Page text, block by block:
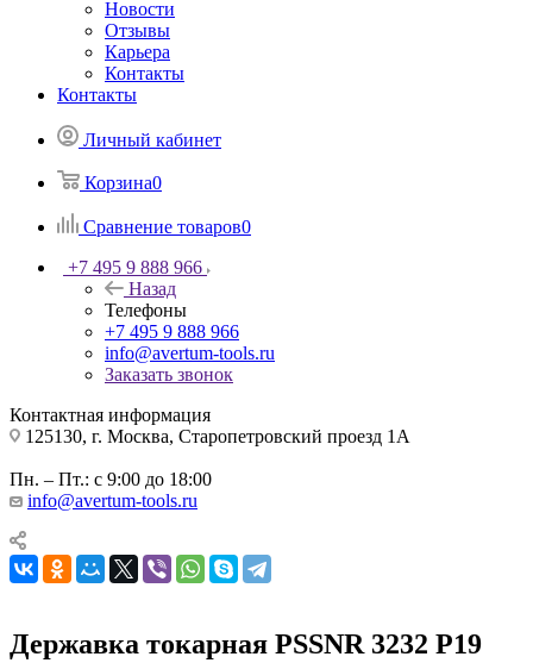
Новости
Отзывы
Карьера
Контакты
Контакты
Личный кабинет
Корзина0
Сравнение товаров0
+7 495 9 888 966
Назад
Телефоны
+7 495 9 888 966
info@avertum-tools.ru
Заказать звонок
Контактная информация
125130, г. Москва, Старопетровский проезд 1А
Пн. – Пт.: с 9:00 до 18:00
info@avertum-tools.ru
Державка токарная PSSNR 3232 P19